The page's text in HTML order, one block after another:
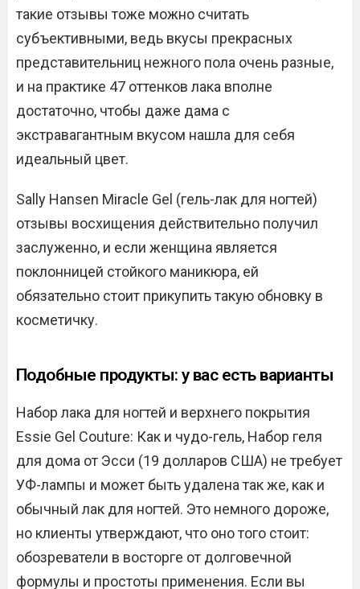
такие отзывы тоже можно считать
субъективными, ведь вкусы прекрасных
представительниц нежного пола очень разные,
и на практике 47 оттенков лака вполне
достаточно, чтобы даже дама с
экстравагантным вкусом нашла для себя
идеальный цвет.
Sally Hansen Miracle Gel (гель-лак для ногтей)
отзывы восхищения действительно получил
заслуженно, и если женщина является
поклонницей стойкого маникюра, ей
обязательно стоит прикупить такую обновку в
косметичку.
Подобные продукты: у вас есть варианты
Набор лака для ногтей и верхнего покрытия
Essie Gel Couture: Как и чудо-гель, Набор геля
для дома от Эсси (19 долларов США) не требует
УФ-лампы и может быть удалена так же, как и
обычный лак для ногтей. Это немного дороже,
но клиенты утверждают, что оно того стоит:
обозреватели в восторге от долговечной
формулы и простоты применения. Если вы